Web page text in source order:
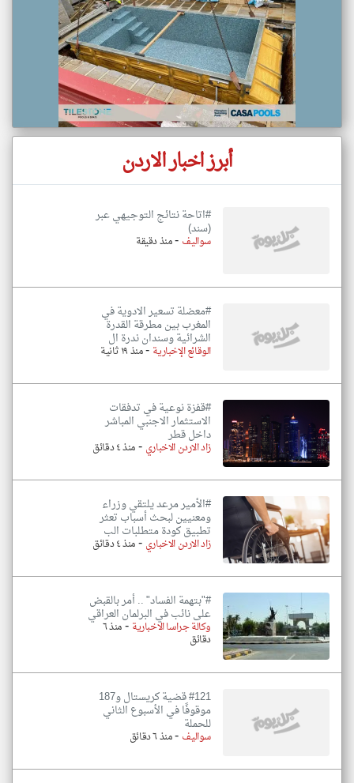
أبرز اخبار الاردن
#اتاحة نتائج التوجيهي عبر
(سند)
سواليف -منذ دقيقة
#معضلة تسعير الادوية في
المغرب بين مطرقة القدرة
الشرائية وسندان ندرة ال
الوقائع الإخبارية -منذ ١٩ ثانية
#قفزة نوعية في تدفقات
الاستثمار الاجنبي المباشر
داخل قطر
زاد الاردن الاخباري -منذ ٤ دقائق
#الأمير مرعد يلتقي وزراء
ومعنيين لبحث أسباب تعثر
تطبيق كودة متطلبات الب
زاد الاردن الاخباري -منذ ٤ دقائق
#"بتهمة الفساد" .. أمر بالقبض
على نائب في البرلمان العراقي
وكالة جراسا الاخبارية - منذ ٦
دقائق
#121 قضية كريستال و187
موقوفًا في الأسبوع الثاني
للحملة
سواليف -منذ ٦ دقائق